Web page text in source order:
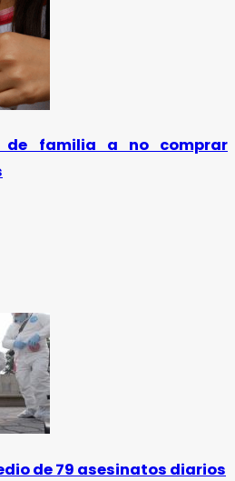
de familia a no comprar
de 79 asesinatos diarios